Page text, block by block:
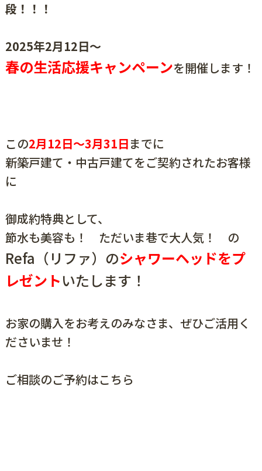
段！！！
2025年2月12日～
春の生活応援キャンペーンを開催します！
この2月12日～3月31日までに
新築戸建て・中古戸建てをご契約されたお客様
に
御成約特典として、
節水も美容も！ ただいま巷で大人気！ の
Refa（リファ）のシャワーヘッドをプ
レゼントいたします！
お家の購入をお考えのみなさま、ぜひご活用く
ださいませ！
ご相談のご予約はこちら